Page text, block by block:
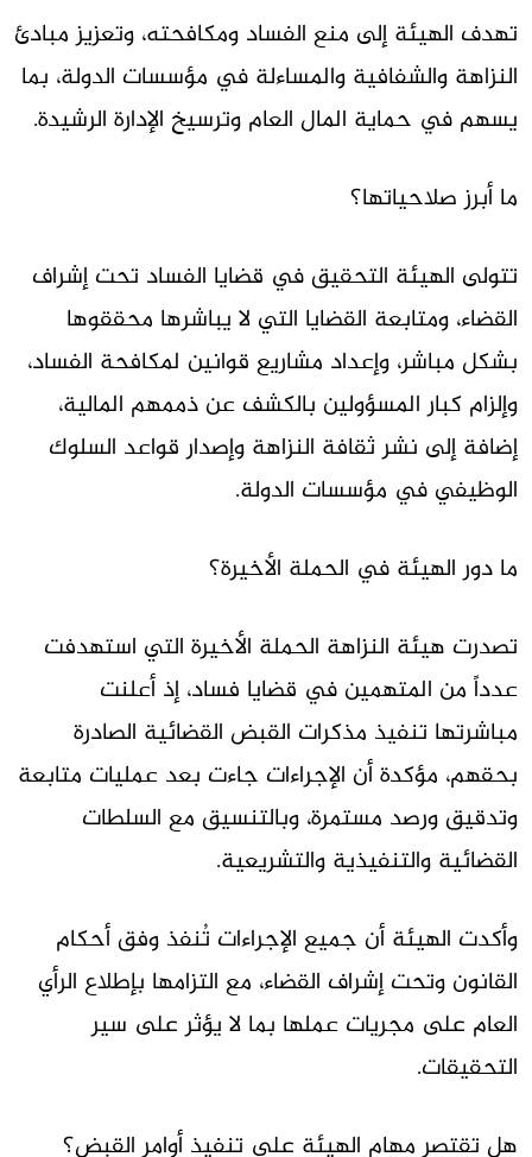
تهدف الهيئة إلى منع الفساد ومكافحته، وتعزيز مبادئ
النزاهة والشفافية والمساءلة في مؤسسات الدولة، بما
يسهم في حماية المال العام وترسيخ الإدارة الرشيدة.
ما أبرز صلاحياتها؟
تتولى الهيئة التحقيق في قضايا الفساد تحت إشراف
القضاء، ومتابعة القضايا التي لا يباشرها محققوها
بشكل مباشر، وإعداد مشاريع قوانين لمكافحة الفساد،
وإلزام كبار المسؤولين بالكشف عن ذممهم المالية،
إضافة إلى نشر ثقافة النزاهة وإصدار قواعد السلوك
الوظيفي في مؤسسات الدولة.
ما دور الهيئة في الحملة الأخيرة؟
تصدرت هيئة النزاهة الحملة الأخيرة التي استهدفت
عدداً من المتهمين في قضايا فساد، إذ أعلنت
مباشرتها تنفيذ مذكرات القبض القضائية الصادرة
بحقهم، مؤكدة أن الإجراءات جاءت بعد عمليات متابعة
وتدقيق ورصد مستمرة، وبالتنسيق مع السلطات
القضائية والتنفيذية والتشريعية.
وأكدت الهيئة أن جميع الإجراءات تُنفذ وفق أحكام
القانون وتحت إشراف القضاء، مع التزامها بإطلاع الرأي
العام على مجريات عملها بما لا يؤثر على سير
التحقيقات.
هل تقتصر مهام الهيئة على تنفيذ أوامر القبض؟